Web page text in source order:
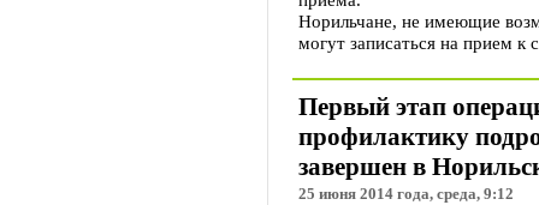
Норильчане, не имеющие
могут записаться на прием к
Первый этап
профилактику
завершен в
25 июня 2014 года, среда, 9:12